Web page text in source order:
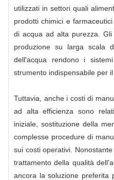
utilizzati in settori quali
prodotti chimici e
di acqua ad alta purezza.
produzione su larga scala
dell'acqua rendono i
strumento indispensabile per
Tuttavia, anche i costi di
ad alta efficienza sono
iniziale, sostituzione della
complesse procedure di
sui costi operativi.
trattamento della qualità
ancora la soluzione preferita